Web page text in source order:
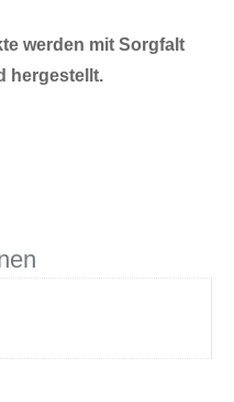
werden mit Sorgfalt
hergestellt.